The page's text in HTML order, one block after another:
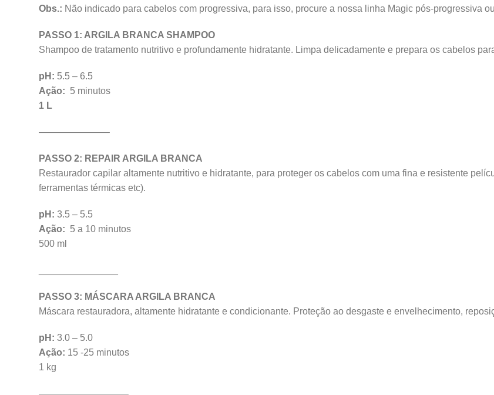
Obs.: Não indicado para cabelos com progressiva, para isso, procure a nossa linha Magic pós-progressiva
PASSO 1: ARGILA BRANCA SHAMPOO
Shampoo de tratamento nutritivo e profundamente hidratante. Limpa delicadamente e prepara os cabelos
pH: 5.5 – 6.5
Ação: 5 minutos
1 L
———————–
PASSO 2: REPAIR ARGILA BRANCA
Restaurador capilar altamente nutritivo e hidratante, para proteger os cabelos com uma fina e resistente
ferramentas térmicas etc).
pH: 3.5 – 5.5
Ação: 5 a 10 minutos
500 ml
PASSO 3: MÁSCARA ARGILA BRANCA
Máscara restauradora, altamente hidratante e condicionante. Proteção ao desgaste e envelhecimento,
pH: 3.0 – 5.0
Ação: 15 -25 minutos
1 kg
WhatsApp
WhatsApp